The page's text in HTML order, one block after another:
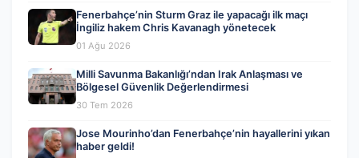
Fenerbahçe’nin Sturm Graz ile yapacağı ilk maçı
İngiliz hakem Chris Kavanagh yönetecek
01 Ağu 2026
Milli Savunma Bakanlığı’ndan Irak Anlaşması ve
Bölgesel Güvenlik Değerlendirmesi
30 Tem 2026
Jose Mourinho’dan Fenerbahçe’nin hayallerini yıkan
haber geldi!